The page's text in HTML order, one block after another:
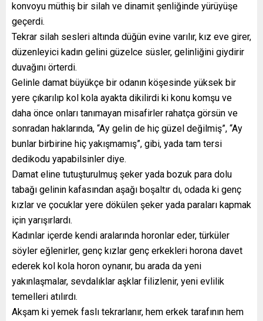
konvoyu müthiş bir silah ve dinamit şenliğinde yürüyüşe
geçerdi.
Tekrar silah sesleri altında düğün evine varılır, kız eve girer,
düzenleyici kadın gelini güzelce süsler, gelinliğini giydirir
duvağını örterdi.
Gelinle damat büyükçe bir odanın köşesinde yüksek bir
yere çıkarılıp kol kola ayakta dikilirdi ki konu komşu ve
daha önce onları tanımayan misafirler rahatça görsün ve
sonradan haklarında, “Ay gelin de hiç güzel değilmiş”, “Ay
bunlar birbirine hiç yakışmamış”, gibi, yada tam tersi
dedikodu yapabilsinler diye.
Damat eline tutuşturulmuş şeker yada bozuk para dolu
tabağı gelinin kafasından aşağı boşaltır dı, odada ki genç
kızlar ve çocuklar yere dökülen şeker yada paraları kapmak
için yarışırlardı.
Kadınlar içerde kendi aralarında horonlar eder, türküler
söyler eğlenirler, genç kızlar genç erkekleri horona davet
ederek kol kola horon oynanır, bu arada da yeni
yakınlaşmalar, sevdalıklar aşklar filizlenir, yeni evlilik
temelleri atılırdı.
Akşam ki yemek faslı tekrarlanır, hem erkek tarafının hem